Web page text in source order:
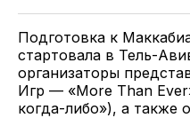
TwitterFacebookTelegram
Подготовка к
стартовала в Тель-
организаторы
Игр — «More Than
когда-либо»), а также